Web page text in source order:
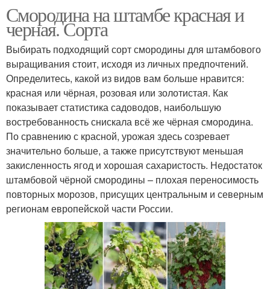
Смородина на штамбе красная и
черная. Сорта
Выбирать подходящий сорт смородины для штамбового
выращивания стоит, исходя из личных предпочтений.
Определитесь, какой из видов вам больше нравится:
красная или чёрная, розовая или золотистая. Как
показывает статистика садоводов, наибольшую
востребованность снискала всё же чёрная смородина.
По сравнению с красной, урожая здесь созревает
значительно больше, а также присутствуют меньшая
закисленность ягод и хорошая сахаристость. Недостаток
штамбовой чёрной смородины – плохая переносимость
повторных морозов, присущих центральным и северным
регионам европейской части России.